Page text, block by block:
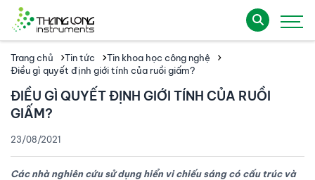
Trang chủ Tin tức
Tin khoa học công nghệ
Điều gì quyết định giới tính của ruồi giấm?
ĐIỀU GÌ QUYẾT ĐỊNH GIỚI TÍNH CỦA RUỒI
GIẤM?
23/08/2021
Các nhà nghiên cứu sử dụng hiển vi chiếu sáng có cấu trúc và